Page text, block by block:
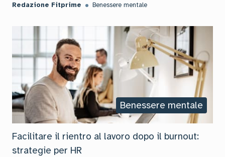
Redazione Fitprime Benessere mentale
Benessere mentale
Facilitare il rientro al lavoro dopo il burnout:
strategie per HR